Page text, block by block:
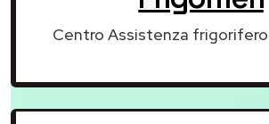
Centro Assistenza